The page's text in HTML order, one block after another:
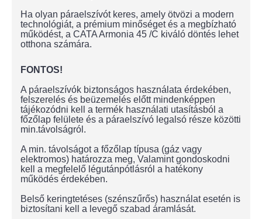
Ha olyan páraelszívót keres, amely ötvözi a modern
technológiát, a prémium minőséget és a megbízható
működést, a CATA Armonia 45 /C kiváló döntés lehet
otthona számára.
FONTOS!
A páraelszívók biztonságos használata érdekében,
felszerelés és beüzemelés előtt mindenképpen
tájékozódni kell a termék használati utasításból a
főzőlap felülete és a páraelszívó legalsó része közötti
min.távolságról.
A min. távolságot a főzőlap típusa (gáz vagy
elektromos) határozza meg, Valamint gondoskodni
kell a megfelelő légutánpótlásról a hatékony
működés érdekében.
Belső keringtetéses (szénszűrős) használat esetén is
biztosítani kell a levegő szabad áramlását.